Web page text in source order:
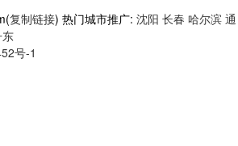
复制链接) 热门城市推广: 沈阳 长春 哈尔滨 通
号-1